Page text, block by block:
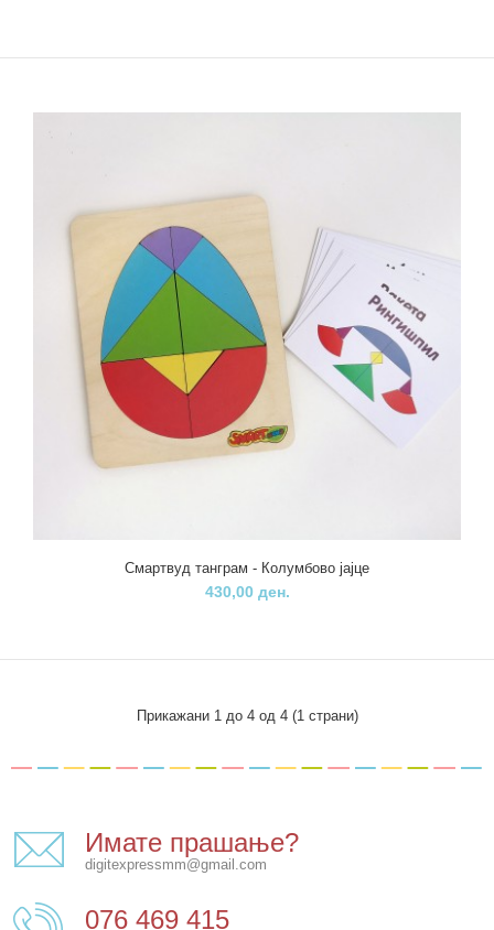
Смартвуд - Тетрис
700,00 ден.
Смартвуд танграм - Колумбово јајце
430,00 ден.
Прикажани 1 до 4 од 4 (1 страни)
Имате прашање?
digitexpressmm@gmail.com
076 469 415